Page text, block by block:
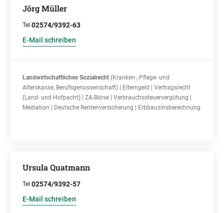
Jörg Müller
Tel.02574/9392-63
E-Mail schreiben
Landwirtschaftliches Sozialrecht (Kranken-, Pflege- und
Alterskasse, Berufsgenossenschaft) | Elterngeld | Vertragsrecht
(Land- und Hofpacht) | ZA-Börse | Verbrauchssteuervergütung |
Mediation | Deutsche Rentenversicherung | Erbbauzinsberechnung
Ursula Quatmann
Tel.02574/9392-57
E-Mail schreiben